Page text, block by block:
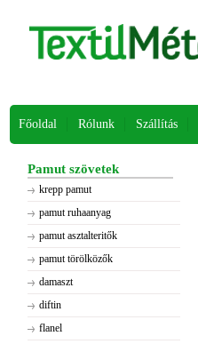
Főoldal Rólunk Szállítás
Pamut szövetek
krepp pamut
pamut ruhaanyag
pamut asztalteritők
pamut törölközők
damaszt
diftin
flanel